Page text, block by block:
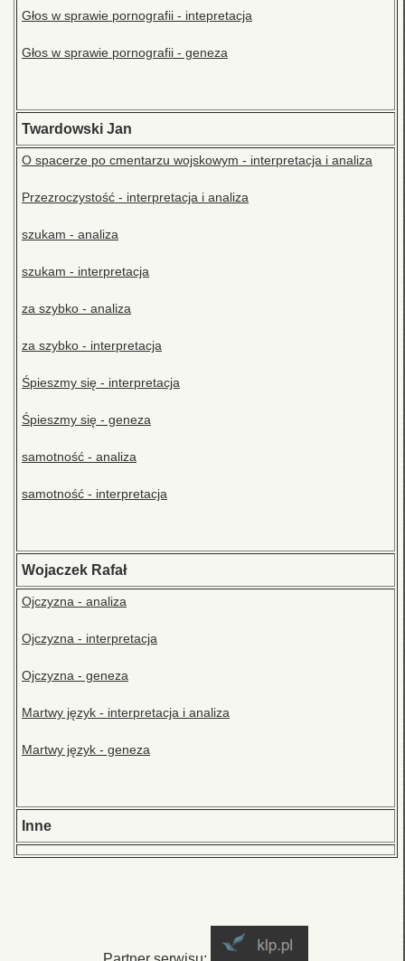
Głos w sprawie pornografii - intepretacja
Głos w sprawie pornografii - geneza
Twardowski Jan
O spacerze po cmentarzu wojskowym - interpretacja i analiza
Przezroczystość - interpretacja i analiza
szukam - analiza
szukam - interpretacja
za szybko - analiza
za szybko - interpretacja
Śpieszmy się - interpretacja
Śpieszmy się - geneza
samotność - analiza
samotność - interpretacja
Wojaczek Rafał
Ojczyzna - analiza
Ojczyzna - interpretacja
Ojczyzna - geneza
Martwy język - interpretacja i analiza
Martwy język - geneza
Inne